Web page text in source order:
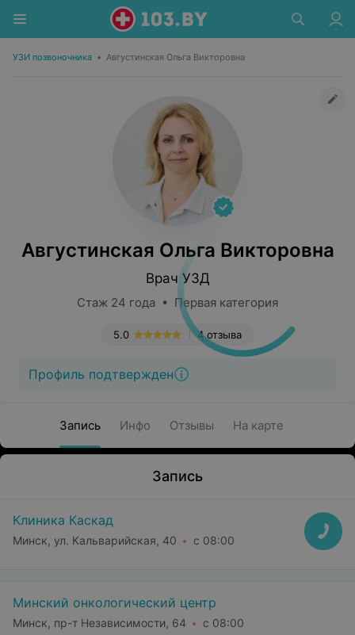
УЗИ позвоночника • Августинская Ольга Викторовна
Августинская Ольга Викторовна
Врач УЗД
Стаж 24 года • Первая категория
4 отзыва
5.0
Профиль подтвержден
Запись Инфо Отзывы На карте
Запись
Клиника Каскад
Минск, ул. Кальварийская, 40 с 08:00
Минский онкологический центр
Минск, пр-т Независимости, 64 с 08:00